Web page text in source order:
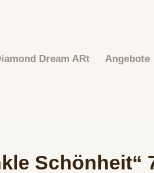
Dream ARt Angebote
Schönheit“